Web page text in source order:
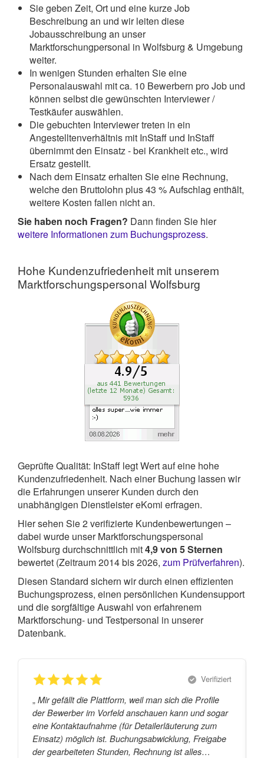
Sie geben Zeit, Ort und eine kurze Job
Beschreibung an und wir leiten diese
Jobausschreibung an unser
Marktforschungpersonal in Wolfsburg & Umgebung
weiter.
In wenigen Stunden erhalten Sie eine
Personalauswahl mit ca. 10 Bewerbern pro Job und
können selbst die gewünschten Interviewer /
Testkäufer auswählen.
Die gebuchten Interviewer treten in ein
Angestelltenverhältnis mit InStaff und InStaff
übernimmt den Einsatz - bei Krankheit etc., wird
Ersatz gestellt.
Nach dem Einsatz erhalten Sie eine Rechnung,
welche den Bruttolohn plus 43 % Aufschlag enthält,
weitere Kosten fallen nicht an.
Sie haben noch Fragen? Dann finden Sie hier
weitere Informationen zum Buchungsprozess.
Hohe Kundenzufriedenheit mit unserem
Marktforschungspersonal Wolfsburg
Geprüfte Qualität: InStaff legt Wert auf eine hohe
Kundenzufriedenheit. Nach einer Buchung lassen wir
die Erfahrungen unserer Kunden durch den
unabhängigen Dienstleister eKomi erfragen.
Hier sehen Sie2verifizierte Kundenbewertungen –
dabei wurde unser Marktforschungspersonal
Wolfsburg durchschnittlich mit4,9von 5Sternen
bewertet (Zeitraum 2014 bis 2026, zum Prüfverfahren).
Diesen Standard sichern wir durch einen effizienten
Buchungsprozess, einen persönlichen Kundensupport
und die sorgfältige Auswahl von erfahrenem
Marktforschung- und Testpersonal in unserer
Datenbank.
Verifiziert
„
der Bewerber im Vorfeld anschauen kann und sogar
eine Kontaktaufnahme (für Detailerläuterung zum
Einsatz) möglich ist. Buchungsabwicklung, Freigabe
der gearbeiteten Stunden, Rechnung ist alles